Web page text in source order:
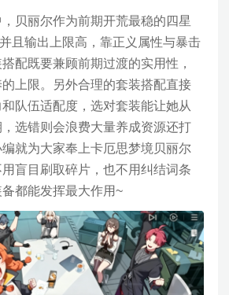
贝丽尔作为前期开荒最稳的四星
且输出上限高，靠正义属性与暴击
配既要兼顾前期过渡的实用性，
上限。另外合理的套装搭配直接
队伍适配度，选对套装能让她从
选错则会浪费大量养成资源还打
就为大家奉上卡厄思梦境贝丽尔
盲目刷取碎片，也不用纠结词条
都能发挥最大作用~